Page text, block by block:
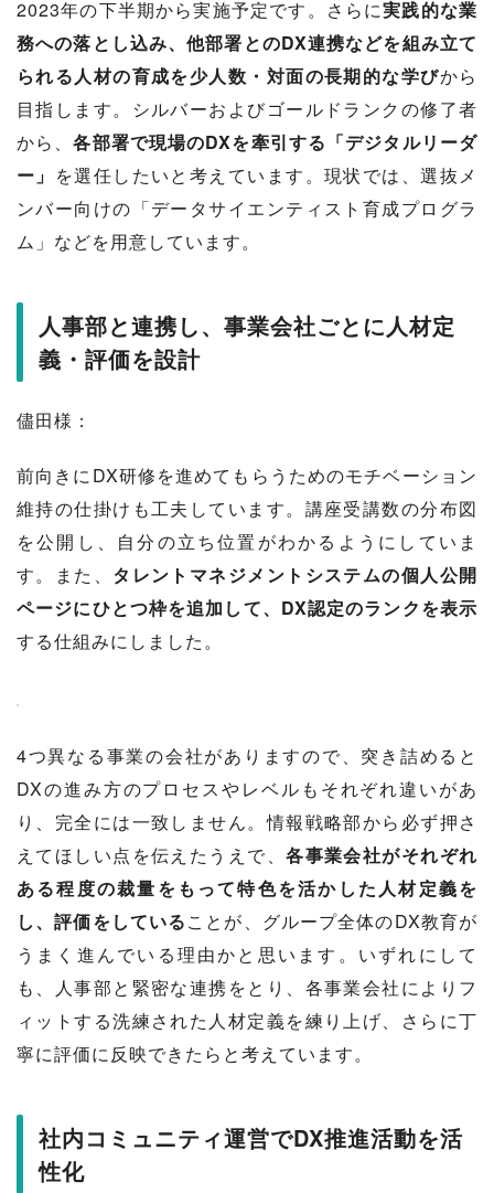
2023年の下半期から実施予定です。さらに実践的な業
務への落とし込み、他部署とのDX連携などを組み立て
られる人材の育成を少人数・対面の長期的な学びから
目指します。シルバーおよびゴールドランクの修了者
から、各部署で現場のDXを牽引する「デジタルリーダ
ー」 を選任したいと考えています。現状では、選抜メ
ンバー向けの「データサイエンティスト育成プログラ
ム」などを用意しています。
人事部と連携し、事業会社ごとに人材定
義・評価を設計
儘田様：
前向きにDX研修を進めてもらうためのモチベーション
維持の仕掛けも工夫しています。講座受講数の分布図
を公開し、自分の立ち位置がわかるようにしていま
す。また、 タレントマネジメントシステムの個人公開
ページにひとつ枠を追加して、DX認定のランクを表示
する仕組みにしました。
4つ異なる事業の会社がありますので、突き詰めると
DXの進み方のプロセスやレベルもそれぞれ違いがあ
り、完全には一致しません。情報戦略部から必ず押さ
えてほしい点を伝えたうえで、各事業会社がそれぞれ
ある程度の裁量をもって特色を活かした人材定義を
し、評価をしていることが、グループ全体のDX教育が
うまく進んでいる理由かと思います。いずれにして
も、人事部と緊密な連携をとり、各事業会社によりフ
ィットする洗練された人材定義を練り上げ、さらに丁
寧に評価に反映できたらと考えています。
社内コミュニティ運営でDX推進活動を活
性化